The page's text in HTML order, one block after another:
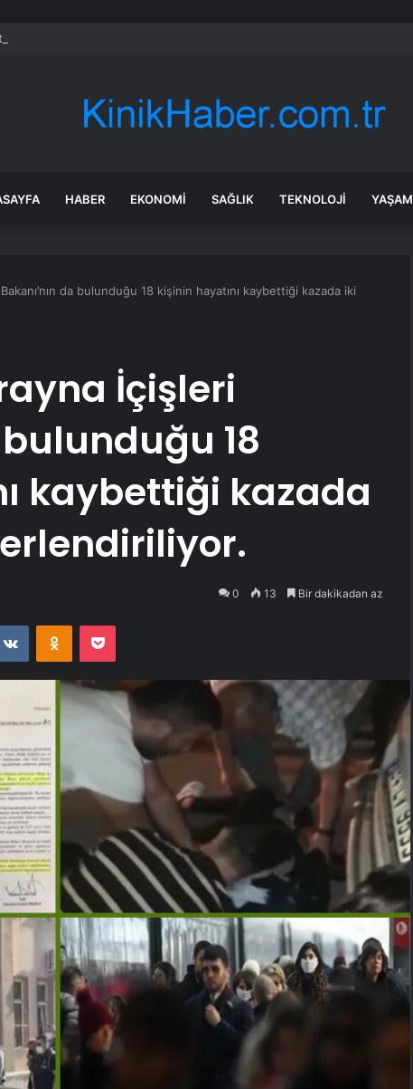
‘Terörsüz Türkiye’ için çerçeve yasa sinyali
HABER EKONOMI SAĞLIK TEKNOLOJI YAŞAM
da bulunduğu 18 kişinin hayatını kaybettiği kazada iki
İçişleri
bulunduğu 18
kaybettiği kazada
0 13 Bir dakikadan az
VKontakteOdnoklassniki
Pocket